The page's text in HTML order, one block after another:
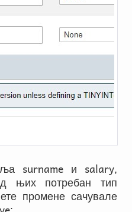
surname и salary,
њих потребан тип
промене сачувале